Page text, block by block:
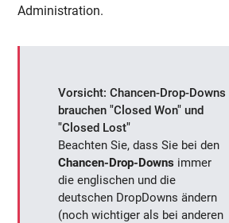
Administration.
Vorsicht: Chancen-Drop-Downs
brauchen "Closed Won" und
"Closed Lost"
Beachten Sie, dass Sie bei den
Chancen-Drop-Downs immer
die englischen und die
deutschen DropDowns ändern
(noch wichtiger als bei anderen